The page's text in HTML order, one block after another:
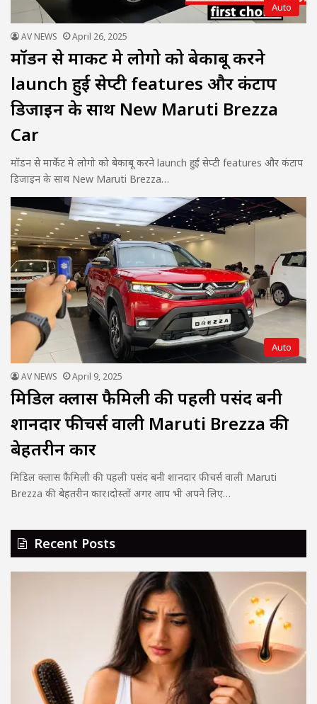
Auto
AV NEWS April 26, 2025
मॉडन से मार्केट मे लोगो को बेकाबू करने
launch हुई सेप्टी features और कंटाप
डिजाइन के साथ New Maruti Brezza
Car
मॉडन से मार्केट मे लोगो को बेकाबू करने launch हुई सेप्टी features और कंटाप
डिजाइन के साथ New Maruti Brezza…
Auto
AV NEWS April 9, 2025
मिडिल क्लास फैमिली की पहली पसंद बनी
शानदार फीचर्स वाली Maruti Brezza की
बेहतरीन कार
मिडिल क्लास फैमिली की पहली पसंद बनी शानदार फीचर्स वाली Maruti
Brezza की बेहतरीन कार।दोस्तों अगर आप भी अपने लिए…
Recent Posts